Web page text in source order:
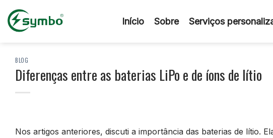
para
Início Sobre Serviços
BLOG
Diferenças entre as baterias LiPo e de íons de lítio
Nos artigos anteriores, discuti a importância das baterias de lítio.